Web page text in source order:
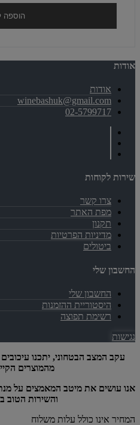
הוספה
אודות
אודות
winebashuk@gmail.com
02-5799717
שירות לקוחות
צרו קשר
מפת האתר
תקנון
מדיניות הפרטיות
ביטולים
החשבון שלי
החשבון שלי
היסטוריית ההזמנות
רשימת תפוצה
נגישות
עקב המצב הבטחוני, יתכנו
מהמוצרים
אנו עושים את מיטב המאמצים על
והשירות הטוב
המחיר אינו כולל עלות משלוח